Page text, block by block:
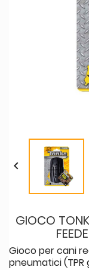

GIOCO
Gioco per cani
pneumatici